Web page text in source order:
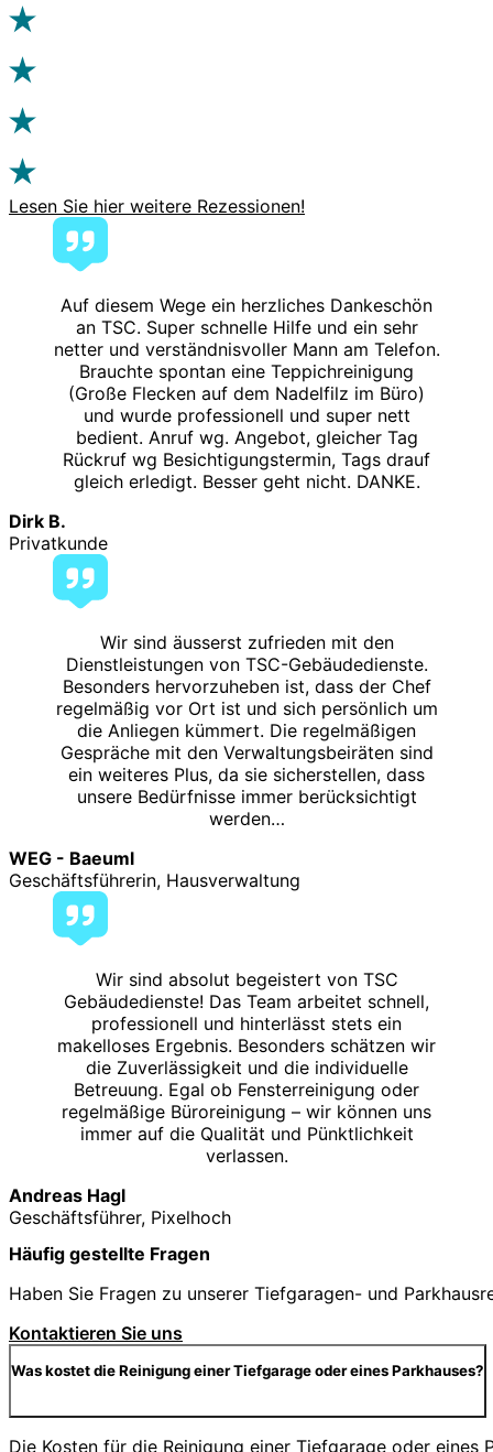
Lesen Sie hier weitere Rezessionen!
Auf diesem Wege ein herzliches Dankeschön
an TSC. Super schnelle Hilfe und ein sehr
netter und verständnisvoller Mann am Telefon.
Brauchte spontan eine Teppichreinigung
(Große Flecken auf dem Nadelfilz im Büro)
und wurde professionell und super nett
bedient. Anruf wg. Angebot, gleicher Tag
Rückruf wg Besichtigungstermin, Tags drauf
gleich erledigt. Besser geht nicht. DANKE.
Dirk B.
Privatkunde
Wir sind äusserst zufrieden mit den
Dienstleistungen von TSC-Gebäudedienste.
Besonders hervorzuheben ist, dass der Chef
regelmäßig vor Ort ist und sich persönlich um
die Anliegen kümmert. Die regelmäßigen
Gespräche mit den Verwaltungsbeiräten sind
ein weiteres Plus, da sie sicherstellen, dass
unsere Bedürfnisse immer berücksichtigt
werden…
WEG - Baeuml
Geschäftsführerin, Hausverwaltung
Wir sind absolut begeistert von TSC
Gebäudedienste! Das Team arbeitet schnell,
professionell und hinterlässt stets ein
makelloses Ergebnis. Besonders schätzen wir
die Zuverlässigkeit und die individuelle
Betreuung. Egal ob Fensterreinigung oder
regelmäßige Büroreinigung – wir können uns
immer auf die Qualität und Pünktlichkeit
verlassen.
Andreas Hagl
Geschäftsführer, Pixelhoch
Häufig gestellte Fragen
Haben Sie Fragen zu unserer Tiefgaragen- und
Kontaktieren Sie uns
Was kostet die Reinigung einer Tiefgarage oder eines Parkhauses?
Die Kosten für die Reinigung einer Tiefgarage oder